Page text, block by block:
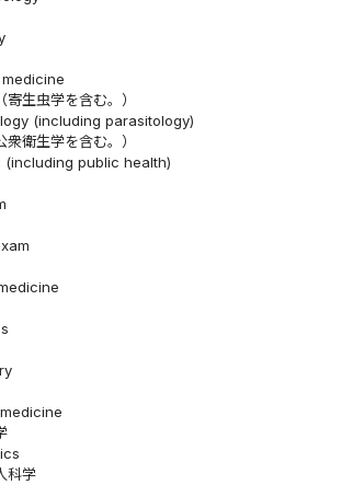
寄生虫学を含む。）
(including parasitology)
衆衛生学を含む。）
(including public health)
科学